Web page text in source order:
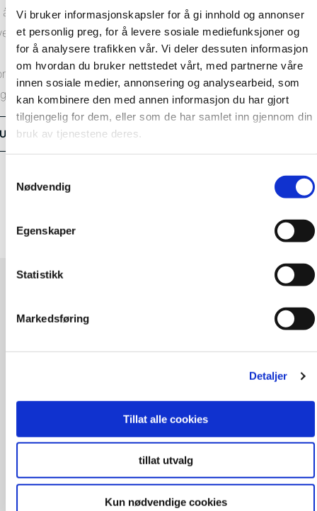
Vi bruker informasjonskapsler for å gi innhold og annonser
et personlig preg, for å levere sosiale mediefunksjoner og
for å analysere trafikken vår. Vi deler dessuten informasjon
om hvordan du bruker nettstedet vårt, med partnerne våre
innen sosiale medier, annonsering og analysearbeid, som
kan kombinere den med annen informasjon du har gjort
tilgjengelig for dem, eller som de har samlet inn gjennom din
bruk av tjenestene deres.
Nødvendig
Egenskaper
Statistikk
Markedsføring
Detaljer
Tillat alle cookies
tillat utvalg
Kun nødvendige cookies
å oppnå et sikkert resultat. Vi tilbyr flere innvendige og
hjørneprofiler i aluminium.
vil være avhengig av hvilken hjørneprofil du
Se våre monteringsfilmer og lær hvordan.
Utforsk alle hjørneprofiler
Noe av tilbehøret du vil trenge